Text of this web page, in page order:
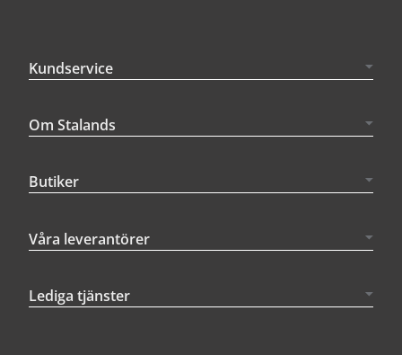
Kundservice
Om Stalands
Butiker
Våra leverantörer
Lediga tjänster